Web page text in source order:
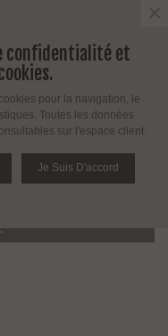
confidentialité et
pour la navigation, le
Toutes les données
sur l'espace client.
Je Suis D'accord